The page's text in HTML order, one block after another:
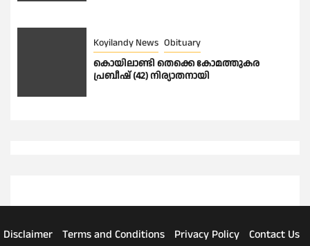
Koyilandy News Obituary
കൊയിലാണ്ടി തെക്കെ കോമത്തുകര
പ്രബീഷ് (42) നിര്യാതനായി
Disclaimer Terms and Conditions Privacy Policy
Contact Us